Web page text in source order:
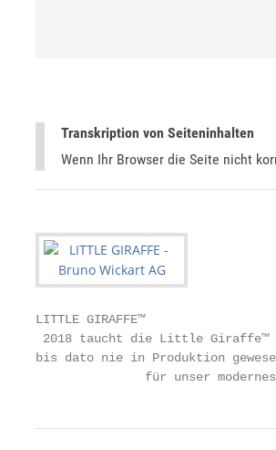
Transkription von Seiteninhalten
Wenn Ihr Browser die Seite nicht
LITTLE GIRAFFE™
2018 taucht die Little Giraffe™
bis dato nie in Produktion
für unser